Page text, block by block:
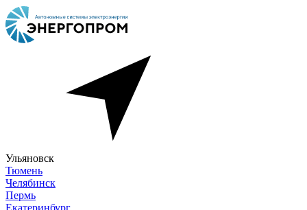
Ульяновск
Тюмень
Челябинск
Пермь
Екатеринбург